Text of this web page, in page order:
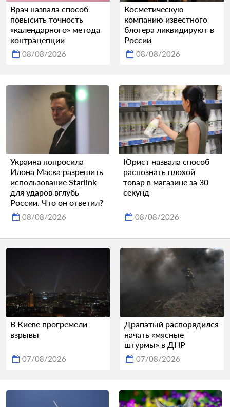
Врач назвала способ
повысить точность
«календарного» метода
контрацепции
08/08/2026
Косметическую
компанию известного
блогера ликвидируют в
России
08/08/2026
Украина попросила
Илона Маска разрешить
использование Starlink
для ударов вглубь
России. Что он ответил?
08/08/2026
Юрист назвала способ
распознать плохой
товар в магазине за 30
секунд
08/08/2026
В Киеве прогремели
взрывы
07/08/2026
Драпатый распорядился
начать «мясные
штурмы» в ДНР
07/08/2026